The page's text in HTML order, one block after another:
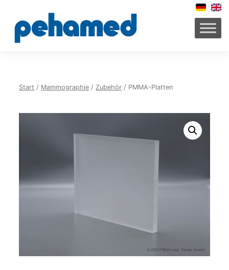
Inhalt
springen
Start / Mammographie /Zubehör / PMMA-Platten